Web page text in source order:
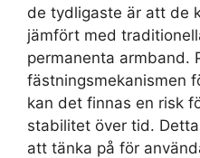
de tydligaste är att de
jämfört med
permanenta armband.
fästningsmekanismen
kan det finnas en risk
stabilitet över tid.
att tänka på för